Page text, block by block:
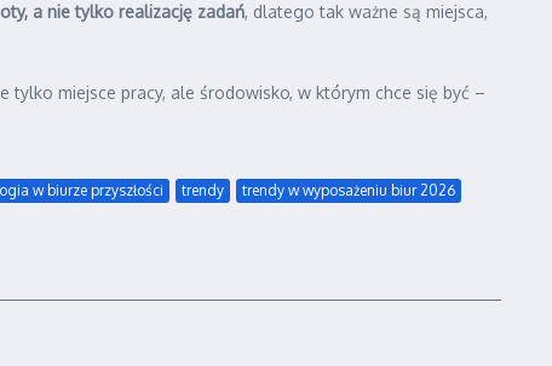
a nie tylko realizację zadań, dlatego tak ważne są miejsca,
tylko miejsce pracy, ale środowisko, w którym chce się być –
w biurze przyszłości trendy
trendy w wyposażeniu biur 2026